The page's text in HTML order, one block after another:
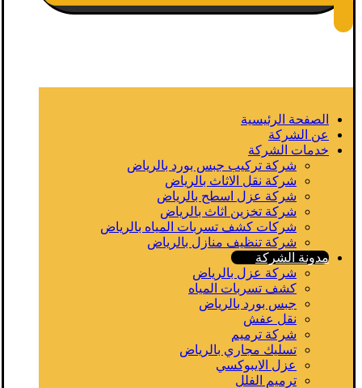
الصفحة الرئيسية
عن الشركة
خدمات الشركة
شركة تركيب جبس بورد بالرياض
شركة نقل الاثاث بالرياض
شركة عزل اسطح بالرياض
شركة تخزين اثاث بالرياض
شركات كشف تسربات المياه بالرياض
شركة تنظيف منازل بالرياض
مدونة الشركة
شركة عزل بالرياض
كشف تسربات المياه
جبس بورد بالرياض
نقل عفش
شركة ترميم
تسليك مجاري بالرياض
عزل الايبوكسي
ترميم الفلل